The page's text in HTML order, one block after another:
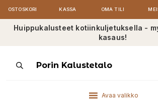
OSTOSKORI KASSA OMA TILI
Huippukalusteet kotiinkuljetuksella -
kasaus!
ProductsPorin Kalustetalo
Avaa valikko